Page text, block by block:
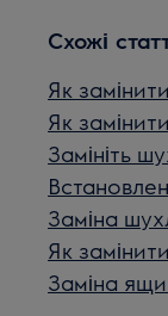
Схожі
Як
Як
Замініть
Заміна
Як
Заміна